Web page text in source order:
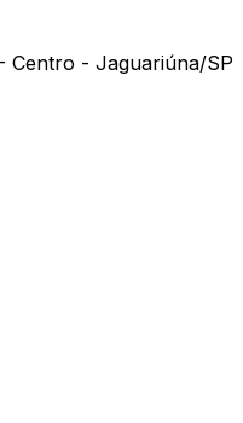
Centro - Jaguariúna/SP